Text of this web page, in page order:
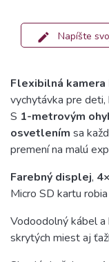
Napíšte
Flexibilná
vychytávka pre
S 1-metrovým
osvetlením sa
premení na malú
Farebný displej,
Micro SD kartu
Vodoodolný kábel a
skrytých miest aj